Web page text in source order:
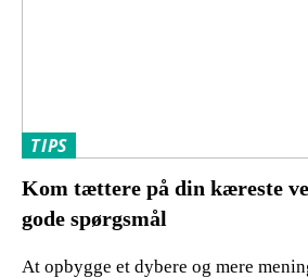
TIPS
Kom tættere på din kæreste
gode spørgsmål
At opbygge et dybere og mere